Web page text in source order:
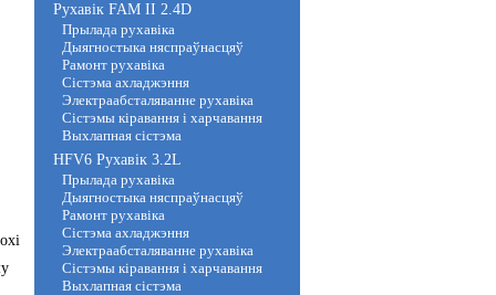
Рухавік FAM II 2.4D
Прылада рухавіка
Дыягностыка няспраўнасцяў
Рамонт рухавіка
Сістэма ахладжэння
Электраабсталяванне рухавіка
Сістэмы кіравання і харчавання
Выхлапная сістэма
HFV6 Рухавік 3.2L
Прылада рухавіка
Дыягностыка няспраўнасцяў
Рамонт рухавіка
Сістэма ахладжэння
Электраабсталяванне рухавіка
Сістэмы кіравання і харчавання
Выхлапная сістэма